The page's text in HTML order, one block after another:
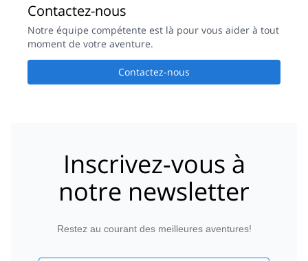
Contactez-nous
Notre équipe compétente est là pour vous aider à tout
moment de votre aventure.
Contactez-nous
Inscrivez-vous à
notre newsletter
Restez au courant des meilleures aventures!